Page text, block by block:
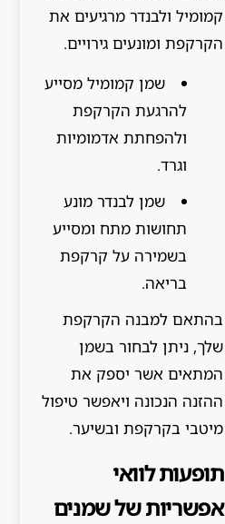
קמומיל ולבנדר מרגיעים את
הקרקפת ומונעים גירויים.
שמן קמומיל מסייע
להרגעת הקרקפת
ולהפחתת אדמומיות
וגרד.
שמן לבנדר מונע
תחושות מתח ומסייע
בשמירה על קרקפת
בריאה.
בהתאם למבנה הקרקפת
שלך, ניתן לבחור בשמן
המתאים אשר יספק את
ההזנה הנכונה ויאפשר טיפול
מיטבי בקרקפת ובשיער.
תופעות לוואי
אפשריות של שמנים